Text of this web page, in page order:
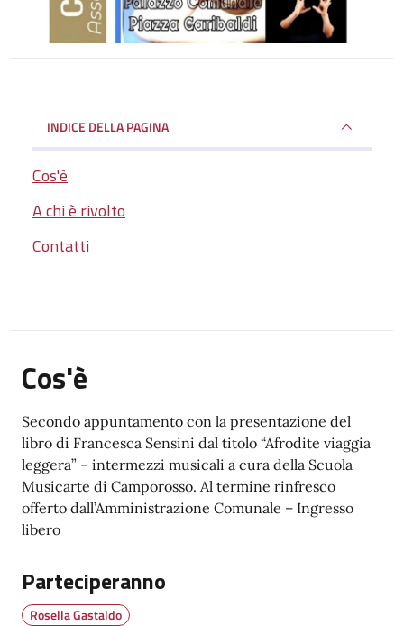
INDICE DELLA PAGINA
Cos'è
A chi è rivolto
Contatti
Cos'è
Secondo appuntamento con la presentazione del
libro di Francesca Sensini dal titolo “Afrodite viaggia
leggera” – intermezzi musicali a cura della Scuola
Musicarte di Camporosso. Al termine rinfresco
offerto dall’Amministrazione Comunale – Ingresso
libero
Parteciperanno
Rosella Gastaldo